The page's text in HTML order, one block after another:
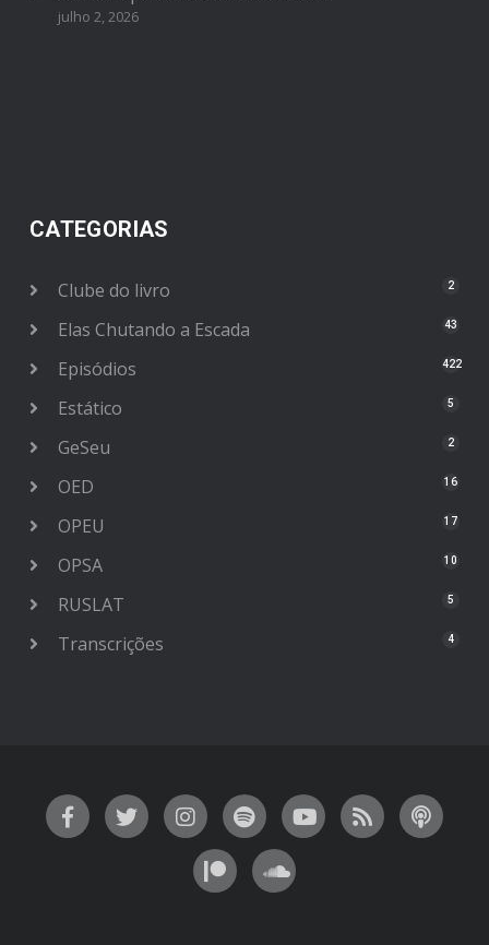
julho 2, 2026
CATEGORIAS
Clube do livro 2
Elas Chutando a Escada 43
Episódios 422
Estático 5
GeSeu 2
OED 16
OPEU 17
OPSA 10
RUSLAT 5
Transcrições 4